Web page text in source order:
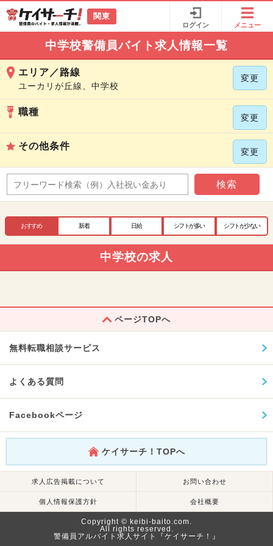
関東
ログイン メニュー
中学校警備員バイト求人情報一覧
エリア／路線
ユーカリが丘線、中学校
変更
職種
変更
その他条件
変更
検索
おすすめ 新着 日給 シフトが多い シフトが少ない
中学校の求人
ページTOPへ
無料転職相談サービス
よくある質問
Facebookページ
ケイサーチ！TOPへ
求人広告掲載について お問い合わせ
個人情報保護方針 会社概要
Copyright © keibi-baito.com.
All rights reserved.
警備員アルバイト求人サイト『ケイサーチ！』